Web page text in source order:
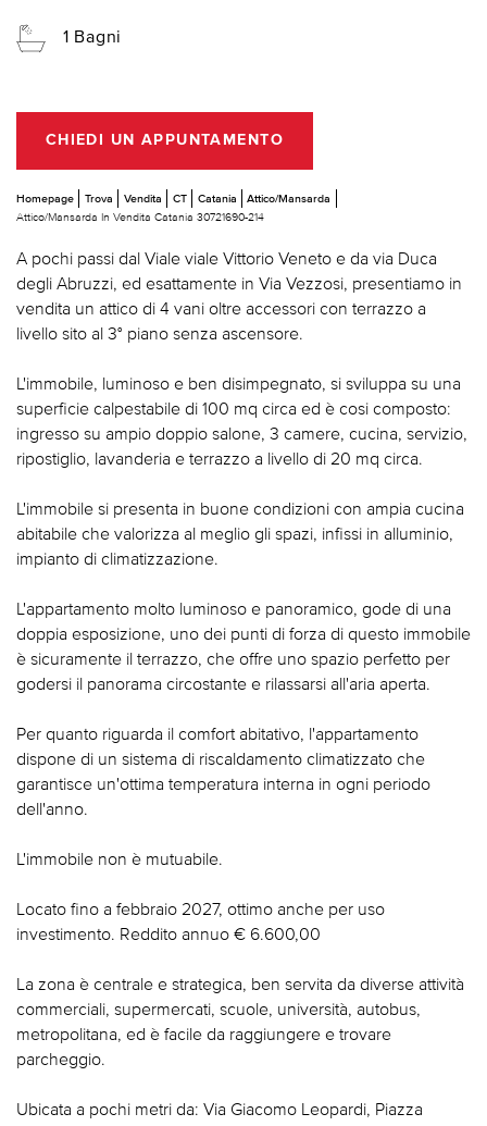
1 Bagni
CHIEDI UN APPUNTAMENTO
Homepage Trova Vendita CT Catania
Attico/Mansarda
Attico/Mansarda In Vendita Catania 30721690-214
A pochi passi dal Viale viale Vittorio Veneto e da via Duca
degli Abruzzi, ed esattamente in Via Vezzosi, presentiamo in
vendita un attico di 4 vani oltre accessori con terrazzo a
livello sito al 3° piano senza ascensore.
L'immobile, luminoso e ben disimpegnato, si sviluppa su una
superficie calpestabile di 100 mq circa ed è cosi composto:
ingresso su ampio doppio salone, 3 camere, cucina, servizio,
ripostiglio, lavanderia e terrazzo a livello di 20 mq circa.
L'immobile si presenta in buone condizioni con ampia cucina
abitabile che valorizza al meglio gli spazi, infissi in alluminio,
impianto di climatizzazione.
L'appartamento molto luminoso e panoramico, gode di una
doppia esposizione, uno dei punti di forza di questo immobile
è sicuramente il terrazzo, che offre uno spazio perfetto per
godersi il panorama circostante e rilassarsi all'aria aperta.
Per quanto riguarda il comfort abitativo, l'appartamento
dispone di un sistema di riscaldamento climatizzato che
garantisce un'ottima temperatura interna in ogni periodo
dell'anno.
L'immobile non è mutuabile.
Locato fino a febbraio 2027, ottimo anche per uso
investimento. Reddito annuo € 6.600,00
La zona è centrale e strategica, ben servita da diverse attività
commerciali, supermercati, scuole, università, autobus,
metropolitana, ed è facile da raggiungere e trovare
parcheggio.
Ubicata a pochi metri da: Via Giacomo Leopardi, Piazza